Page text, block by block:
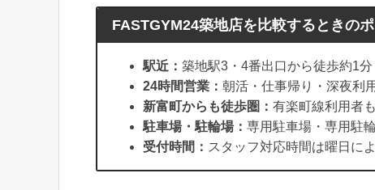
FASTGYM24築地店を比較するときの
駅近： 築地駅3・4番出口から徒歩約1分
24時間営業： 朝活・仕事帰り・深夜利
新富町からも徒歩圏： 有楽町線利用者
駐車場・駐輪場： 専用駐車場・専用駐
受付時間： スタッフ対応時間は曜日に